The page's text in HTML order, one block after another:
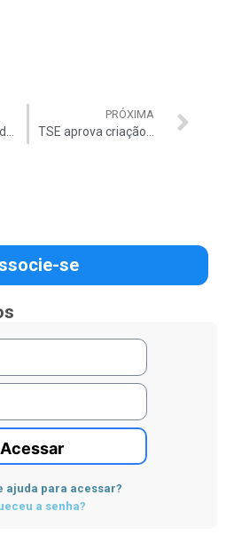
TCU aponta falta de clareza no modelo de concessão de ferrovias
PRÓXIMA
TSE aprova criação de mais dois partidos: PROS e Solidariedade
se
Acessar
ajuda para acessar?
a senha?